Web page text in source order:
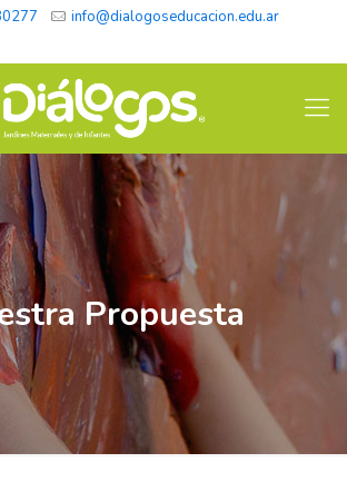
info@dialogoseducacion.edu.ar
Propuesta